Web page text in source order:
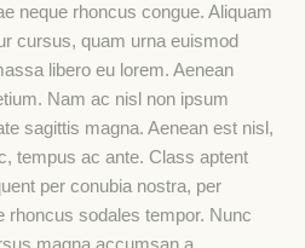
neque rhoncus congue. Aliquam
cursus, quam urna euismod
libero eu lorem. Aenean
Nam ac nisl non ipsum
sagittis magna. Aenean est nisl,
tempus ac ante. Class aptent
per conubia nostra, per
rhoncus sodales tempor. Nunc